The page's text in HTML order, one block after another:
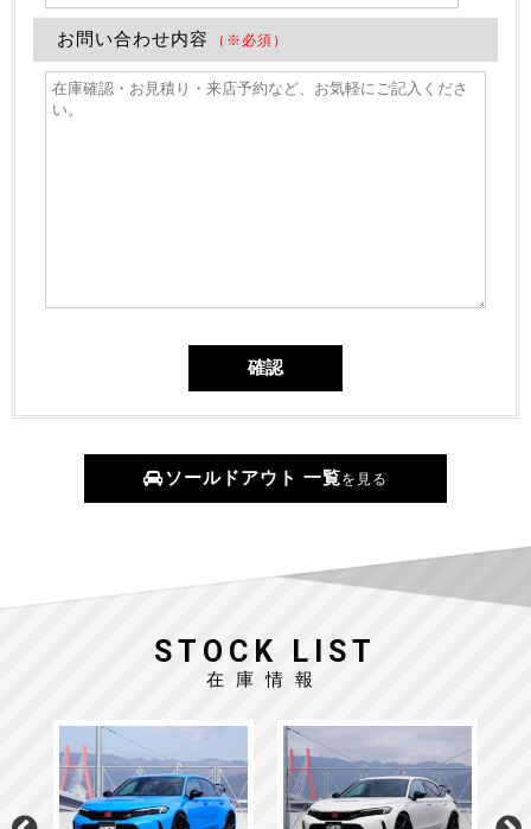
お問い合わせ内容 （※必須）
ソールドアウト 一覧を見る
STOCK LIST
在庫情報